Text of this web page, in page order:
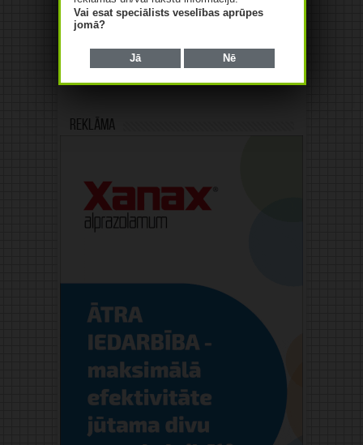
Reklāma
Vai esat speciālists veselības aprūpes
jomā?
Jā Nē